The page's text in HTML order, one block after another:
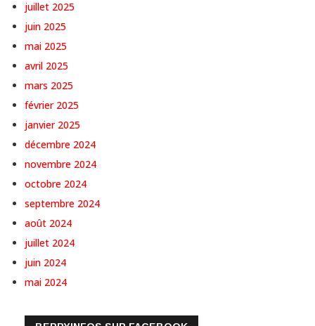
juillet 2025
juin 2025
mai 2025
avril 2025
mars 2025
février 2025
janvier 2025
décembre 2024
novembre 2024
octobre 2024
septembre 2024
août 2024
juillet 2024
juin 2024
mai 2024